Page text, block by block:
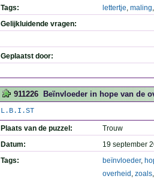
Tags:
lettertje, maling
Gelijkluidende vragen:
Geplaatst door:
911226 Beïnvloeder in hope van de
L.B.I.ST
Plaats van de puzzel:
Trouw
Datum:
19 september
Tags:
beïnvloeder,
overheid , zoals,